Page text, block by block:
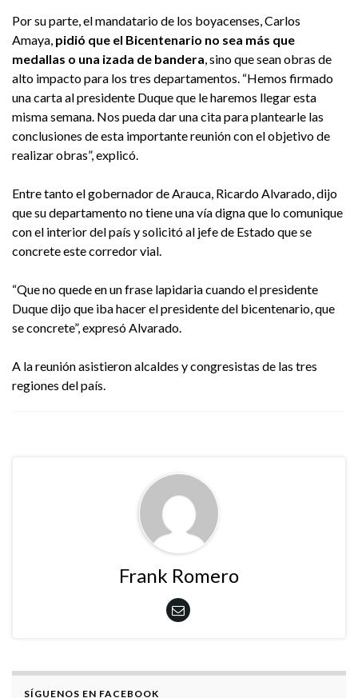
Por su parte, el mandatario de los boyacenses, Carlos
Amaya, pidió que el Bicentenario no sea más que
medallas o una izada de bandera, sino que sean obras de
alto impacto para los tres departamentos. “Hemos firmado
una carta al presidente Duque que le haremos llegar esta
misma semana. Nos pueda dar una cita para plantearle las
conclusiones de esta importante reunión con el objetivo de
realizar obras”, explicó.
Entre tanto el gobernador de Arauca, Ricardo Alvarado, dijo
que su departamento no tiene una vía digna que lo comunique
con el interior del país y solicitó al jefe de Estado que se
concrete este corredor vial.
“Que no quede en un frase lapidaria cuando el presidente
Duque dijo que iba hacer el presidente del bicentenario, que
se concrete”, expresó Alvarado.
A la reunión asistieron alcaldes y congresistas de las tres
regiones del país.
Frank Romero
SÍGUENOS EN FACEBOOK